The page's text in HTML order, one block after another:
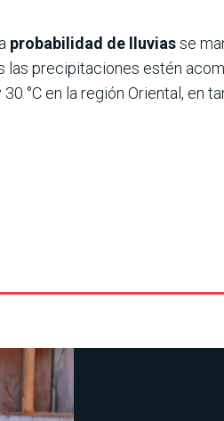
probabilidad de lluviasse
las precipitaciones estén
°C en la región Oriental, en